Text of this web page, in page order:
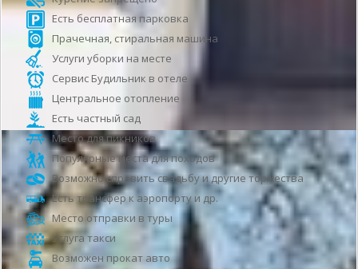
Есть бесплатная парковка
Прачечная, стиральная машина
Услуги уборки на месте
Сервис Будильник в отеле
Центральное отопление
Есть частный сад
Место для пикников
Популярные места для походов
Возможно справить свадьбу и другие торжества
Есть трансфер к аэропорту и др.
Место отправки в туры
Услуга такси
Возможен прокат авто